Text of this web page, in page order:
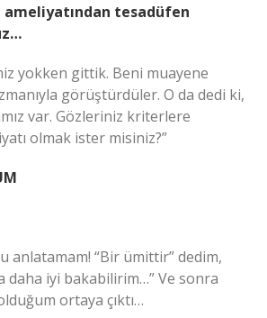
tesadüfen
yokken gittik. Beni muayene
görüştürdüler. O da dedi ki,
var. Gözleriniz kriterlere
olmak ister misiniz?”
anlatamam! “Bir ümittir” dedim,
daha iyi bakabilirim…” Ve sonra
ortaya çıktı…